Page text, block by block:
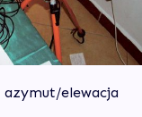
elewacja